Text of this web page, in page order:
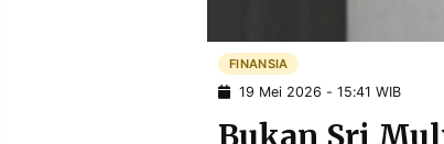
FINANSIA
19 Mei 2026 - 15:41 WIB